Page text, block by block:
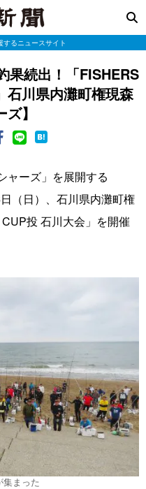
るニュースサイト
果続出！「FISHERS
石川県内灘町権現森
】
ャーズ」を展開する
（日）、石川県内灘町権
投 石川大会」を開催
集まった